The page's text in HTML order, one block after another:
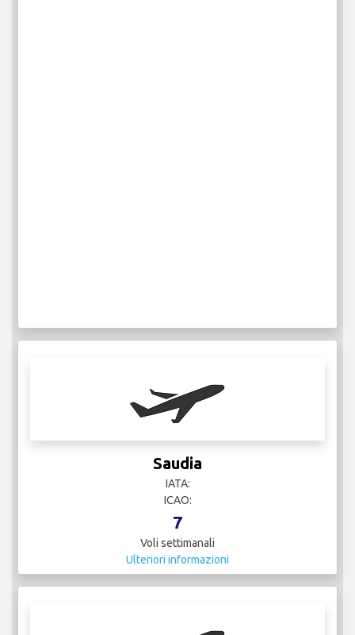
Saudia
IATA:
ICAO:
7
Voli settimanali
Ulteriori informazioni